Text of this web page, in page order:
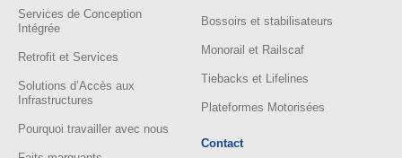
Services de Conception
Intégrée
Retrofit et Services
Solutions d’Accès aux
Infrastructures
Pourquoi travailler avec nous
Bossoirs et stabilisateurs
Monorail et Railscaf
Tiebacks et Lifelines
Plateformes Motorisées
Contact